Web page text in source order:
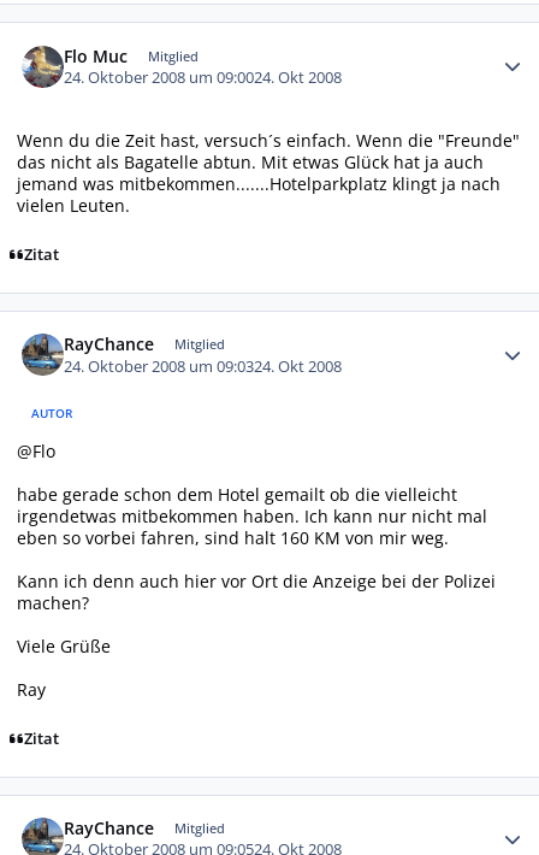
Flo Muc Mitglied
24. Oktober 2008 um 09:0024. Okt 2008
Wenn du die Zeit hast, versuch´s einfach. Wenn die "Freunde"
das nicht als Bagatelle abtun. Mit etwas Glück hat ja auch
jemand was mitbekommen.......Hotelparkplatz klingt ja nach
vielen Leuten.
Zitat
RayChance Mitglied
24. Oktober 2008 um 09:0324. Okt 2008
AUTOR
@Flo
habe gerade schon dem Hotel gemailt ob die vielleicht
irgendetwas mitbekommen haben. Ich kann nur nicht mal
eben so vorbei fahren, sind halt 160 KM von mir weg.
Kann ich denn auch hier vor Ort die Anzeige bei der Polizei
machen?
Viele Grüße
Ray
Zitat
RayChance Mitglied
24. Oktober 2008 um 09:0524. Okt 2008